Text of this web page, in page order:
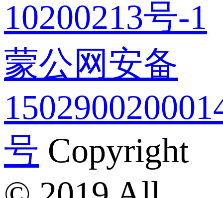
10200213号-1
蒙公网安备
号 Copyright